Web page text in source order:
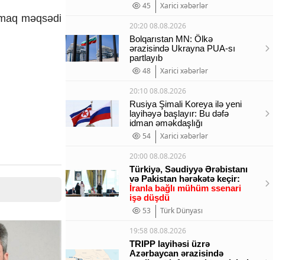
məqsədi
45
Xarici xəbərlər
20:20 08.08.2026
Bolqarıstan MN: Ölkə
ərazisində Ukrayna PUA-sı
partlayıb
48
Xarici xəbərlər
20:10 08.08.2026
Rusiya Şimali Koreya ilə yeni
layihəyə başlayır: Bu dəfə
idman əməkdaşlığı
54
Xarici xəbərlər
20:00 08.08.2026
Türkiyə, Səudiyyə Ərəbistanı
və Pakistan hərəkətə keçir:
İranla bağlı mühüm ssenari
işə düşdü
53
Türk Dünyası
19:58 08.08.2026
TRIPP layihəsi üzrə
Azərbaycan ərazisində